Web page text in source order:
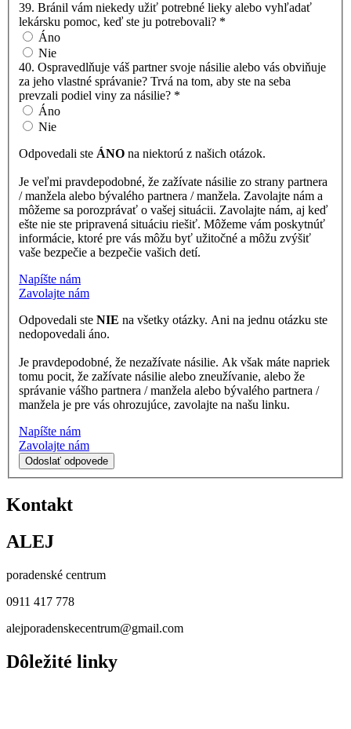
39. Bránil vám niekedy užiť potrebné lieky alebo vyhľadať
lekársku pomoc, keď ste ju potrebovali? *
Áno
Nie
40. Ospravedlňuje váš partner svoje násilie alebo vás obviňuje
za jeho vlastné správanie? Trvá na tom, aby ste na seba
prevzali podiel viny za násilie? *
Áno
Nie
Odpovedali ste ÁNO na niektorú z našich otázok.
Je veľmi pravdepodobné, že zažívate násilie zo strany partnera
/ manžela alebo bývalého partnera / manžela. Zavolajte nám a
môžeme sa porozprávať o vašej situácii. Zavolajte nám, aj keď
ešte nie ste pripravená situáciu riešiť. Môžeme vám poskytnúť
informácie, ktoré pre vás môžu byť užitočné a môžu zvýšiť
vaše bezpečie a bezpečie vašich detí.
Napíšte nám
Zavolajte nám
Odpovedali ste NIE na všetky otázky. Ani na jednu otázku ste
nedopovedali áno.
Je pravdepodobné, že nezažívate násilie. Ak však máte napriek
tomu pocit, že zažívate násilie alebo zneužívanie, alebo že
správanie vášho partnera / manžela alebo bývalého partnera /
manžela je pre vás ohrozujúce, zavolajte na našu linku.
Napíšte nám
Zavolajte nám
Odoslať odpovede
Kontakt
ALEJ
poradenské centrum
0911 417 778
alejporadenskecentrum@gmail.com
Dôležité linky